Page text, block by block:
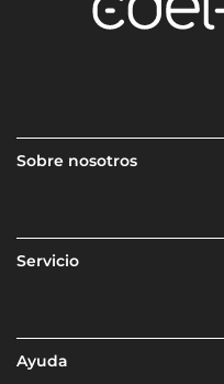
Sobre nosotros
Servicio
Ayuda